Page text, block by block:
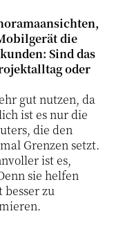
die
Sind das
oder
gut nutzen, da
ist es nur die
die den
Grenzen setzt.
ist es,
sie helfen
zu